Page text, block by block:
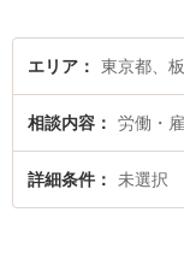
エリア 東京都、
相談内容 労働・
詳細条件 未選択